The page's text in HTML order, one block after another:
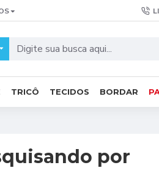
TRICÔ TECIDOS BORDAR
por